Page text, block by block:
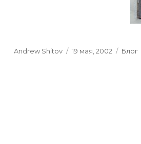
Author
Andrew Shitov
Posted
19 мая, 2002 Блог